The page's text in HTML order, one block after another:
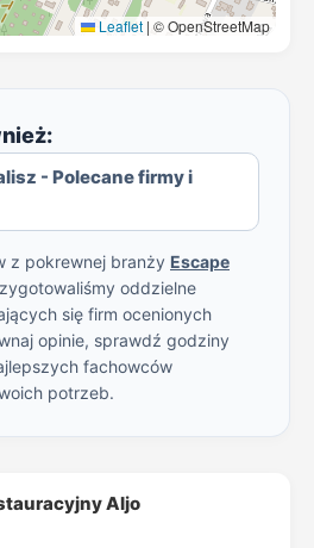
Leaflet | © OpenStreetMap
- Polecane firmy i
z pokrewnej branży Escape
oddzielne
się firm ocenionych
opinie, sprawdź godziny
fachowców
potrzeb.
Aljo